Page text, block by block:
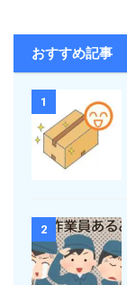
おすすめ記事
1
2